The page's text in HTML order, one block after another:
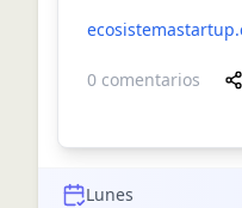
0 comentarios
Lunes